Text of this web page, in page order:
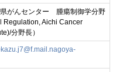
がんセンター 腫瘍制御学分野
Regulation, Aichi Cancer
分野長）